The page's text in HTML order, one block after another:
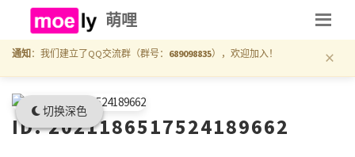
切换深色
萌哩
通知 ：我们建立了QQ交流群（群号： 689098835），欢迎加入！ ×
ID: 2021186517524189662